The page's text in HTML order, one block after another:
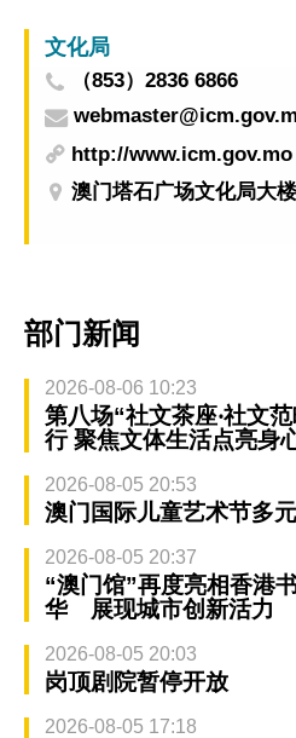
文化局
（853）2836 6866
http://www.icm.gov.mo
澳门塔石广场文化局大
部门新闻
2026-08-06 10:23
第八场“社文茶座‧社文
行 聚焦文体生活点亮
2026-08-05 20:53
澳门国际儿童艺术节多
2026-08-05 20:37
“澳门馆”再度亮相香港
华 展现城市创新活力
2026-08-05 20:03
岗顶剧院暂停开放
2026-08-05 17:18